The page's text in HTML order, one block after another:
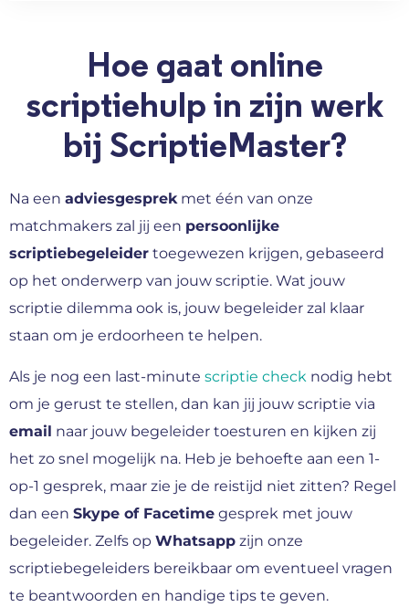
Hoe gaat online
scriptiehulp in zijn werk
bij ScriptieMaster?
Na een adviesgesprekmet één van onze
matchmakers zal jij een persoonlijke
scriptiebegeleider toegewezen krijgen, gebaseerd
op het onderwerp van jouw scriptie. Wat jouw
scriptie dilemma ook is, jouw begeleider zal klaar
staan om je erdoorheen te helpen.
Als je nog een last-minute scriptie check nodig hebt
om je gerust te stellen, dan kan jij jouw scriptie via
email naar jouw begeleider toesturen en kijken zij
het zo snel mogelijk na. Heb je behoefte aan een 1-
op-1 gesprek, maar zie je de reistijd niet zitten? Regel
dan een Skype of Facetime gesprek met jouw
begeleider. Zelfs op Whatsapp zijn onze
scriptiebegeleiders bereikbaar om eventueel vragen
te beantwoorden en handige tips te geven.